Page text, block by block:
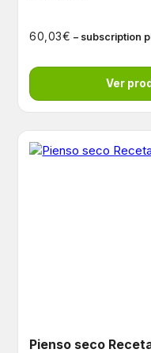
60,03€ – subscription
Ver
Pienso seco